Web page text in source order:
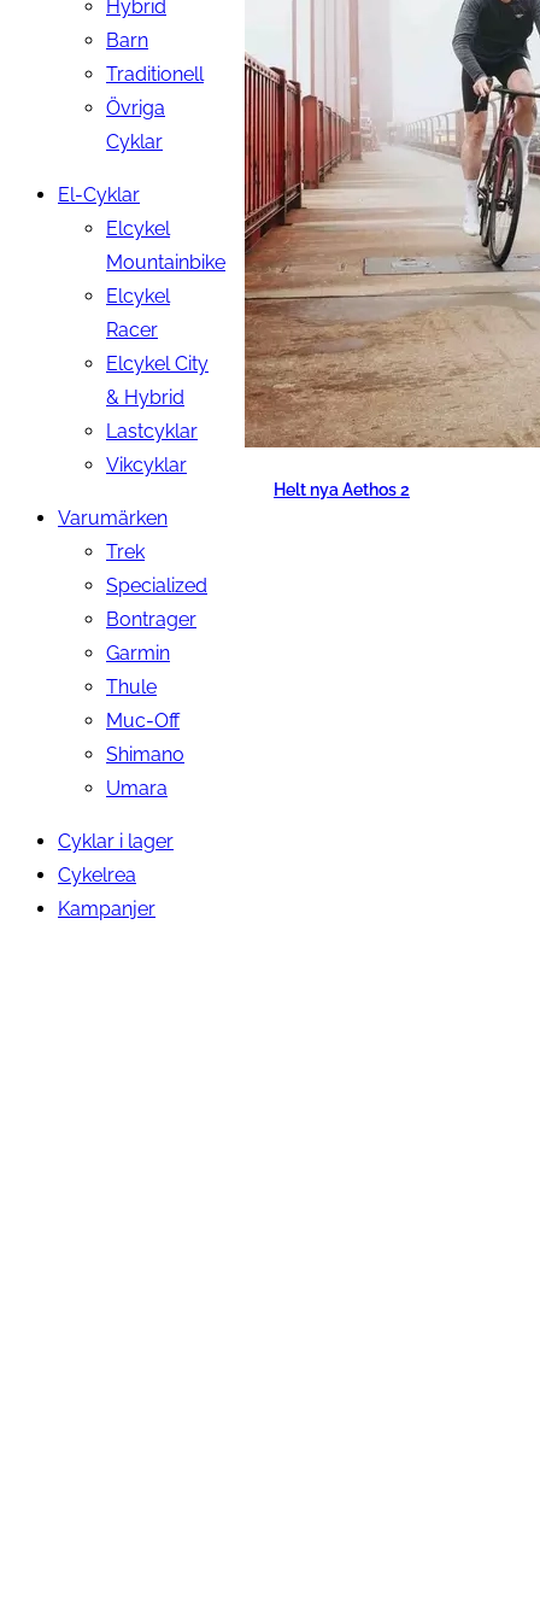
Hybrid
Barn
Traditionell
Övriga
Cyklar
El-Cyklar
Elcykel
Mountainbike
Elcykel
Racer
Elcykel City
& Hybrid
Lastcyklar
Vikcyklar
Varumärken
Trek
Specialized
Bontrager
Garmin
Thule
Muc-Off
Shimano
Umara
Cyklar i lager
Cykelrea
Kampanjer
Helt nya Aethos 2